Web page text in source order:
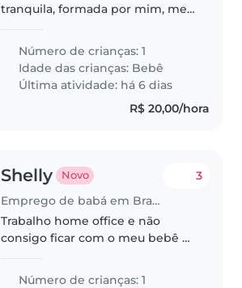
tranquila, formada por mim, meu
8 meses. Procuramos uma babá
carinhosa, responsável, paciente
e atenciosa, que goste de..
Número de crianças: 1
Idade das crianças: Bebê
Última atividade: há 6 dias
R$ 20,00/hora
Shelly Novo
Emprego de babá em Brasília
3
Trabalho home office e não
consigo ficar com o meu bebê é
Número de crianças: 1